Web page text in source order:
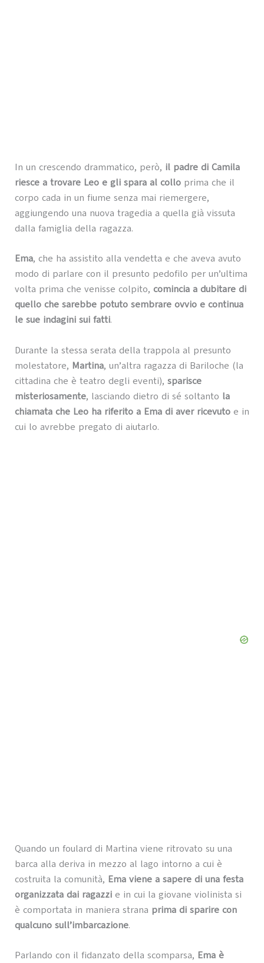
In un crescendo drammatico, però, il padre di Camila
riesce a trovare Leo e gli spara al colloprima che il
corpo cada in un fiume senza mai riemergere,
aggiungendo una nuova tragedia a quella già vissuta
dalla famiglia della ragazza.
Ema, che ha assistito alla vendetta e che aveva avuto
modo di parlare con il presunto pedofilo per un’ultima
volta prima che venisse colpito, comincia a dubitare di
quello che sarebbe potuto sembrare ovvio e continua
le sue indagini sui fatti.
Durante la stessa serata della trappola al presunto
molestatore, Martina, un’altra ragazza di Bariloche (la
cittadina che è teatro degli eventi), sparisce
misteriosamente, lasciando dietro di sé soltanto la
chiamata che Leo ha riferito a Ema di aver ricevutoe in
cui lo avrebbe pregato di aiutarlo.
Quando un foulard di Martina viene ritrovato su una
barca alla deriva in mezzo al lago intorno a cui è
costruita la comunità, Ema viene a sapere di una festa
organizzata dai ragazzie in cui la giovane violinista si
è comportata in maniera strana prima di sparire con
qualcuno sull’imbarcazione.
Parlando con il fidanzato della scomparsa, Ema è